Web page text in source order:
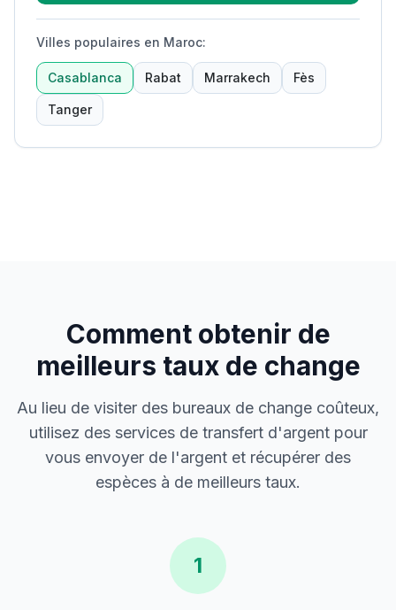
Villes populaires en Maroc:
Casablanca Rabat Marrakech Fès
Tanger
Comment obtenir de
meilleurs taux de change
Au lieu de visiter des bureaux de change coûteux,
utilisez des services de transfert d'argent pour
vous envoyer de l'argent et récupérer des
espèces à de meilleurs taux.
1